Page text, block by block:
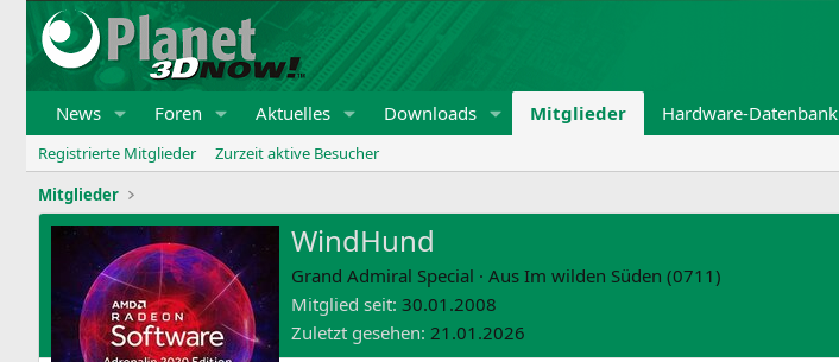
News Foren Aktuelles Downloads Mitglieder Hardware-Datenbank
Registrierte Mitglieder
Zurzeit aktive Besucher
Mitglieder
WindHund
Grand Admiral Special · Aus Im wilden Süden (0711)
Mitglied seit 30.01.2008
Zuletzt gesehen 21.01.2026